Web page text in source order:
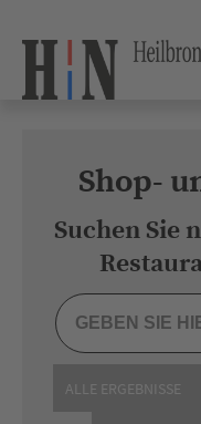
Shop-
Suchen Sie
ALLE ERGEBNISSE